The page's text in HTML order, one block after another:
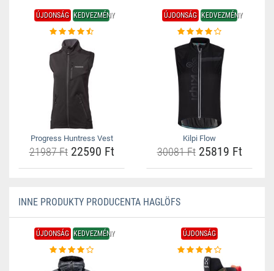
ÚJDONSÁG KEDVEZMÉNY
Progress Huntress Vest
21987 Ft22590 Ft
ÚJDONSÁG KEDVEZMÉNY
Kilpi Flow
30081 Ft25819 Ft
INNE PRODUKTY PRODUCENTA HAGLÖFS
ÚJDONSÁG KEDVEZMÉNY ÚJDONSÁG